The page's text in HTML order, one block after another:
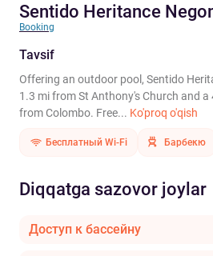
Sentido Heritance
Booking
Tavsif
Offering an outdoor pool, Sentido
1.3 mi from St Anthony's Church and
from Colombo. Free... Ko'proq o'qish
Бесплатный Wi-Fi Барбекю
Diqqatga sazovor joylar
Доступ к бассейну